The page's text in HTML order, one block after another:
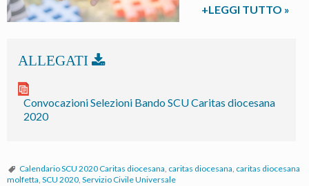
+LEGGI TUTTO »
Convocazioni Selezioni Bando SCU Caritas diocesana
2020
Calendario SCU 2020 Caritas diocesana, caritas diocesana, caritas diocesana
molfetta, SCU 2020, Servizio Civile Universale